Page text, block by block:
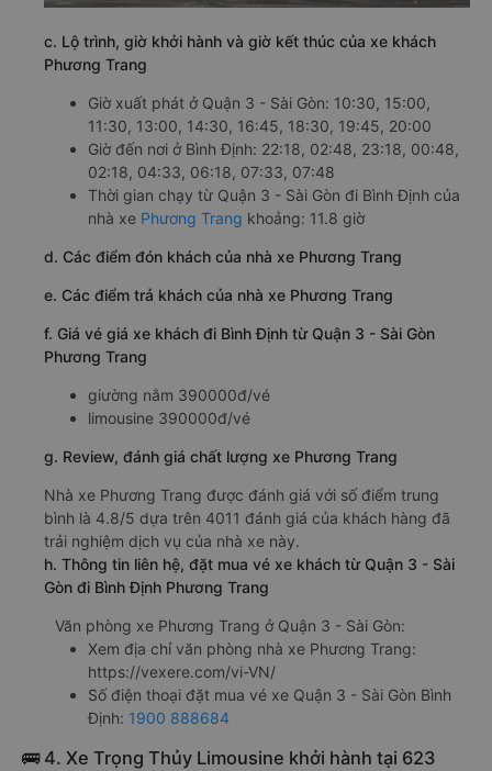
c. Lộ trình, giờ khởi hành và giờ kết thúc của xe khách
Phương Trang
Giờ xuất phát ở Quận 3 - Sài Gòn: 10:30, 15:00,
11:30, 13:00, 14:30, 16:45, 18:30, 19:45, 20:00
Giờ đến nơi ở Bình Định: 22:18, 02:48, 23:18, 00:48,
02:18, 04:33, 06:18, 07:33, 07:48
Thời gian chạy từ Quận 3 - Sài Gòn đi Bình Định của
nhà xe Phương Trang khoảng: 11.8 giờ
d. Các điểm đón khách của nhà xe Phương Trang
e. Các điểm trả khách của nhà xe Phương Trang
f. Giá vé giá xe khách đi Bình Định từ Quận 3 - Sài Gòn
Phương Trang
giường nằm 390000đ/vé
limousine 390000đ/vé
g. Review, đánh giá chất lượng xe Phương Trang
Nhà xe Phương Trang được đánh giá với số điểm trung
bình là 4.8/5 dựa trên 4011 đánh giá của khách hàng đã
trải nghiệm dịch vụ của nhà xe này.
h. Thông tin liên hệ, đặt mua vé xe khách từ Quận 3 - Sài
Gòn đi Bình Định Phương Trang
Văn phòng xe Phương Trang ở Quận 3 - Sài Gòn:
Xem địa chỉ văn phòng nhà xe Phương Trang:
https://vexere.com/vi-VN/
Số điện thoại đặt mua vé xe Quận 3 - Sài Gòn Bình
Định: 1900 888684
🚌 4. Xe Trọng Thủy Limousine khởi hành tại 623